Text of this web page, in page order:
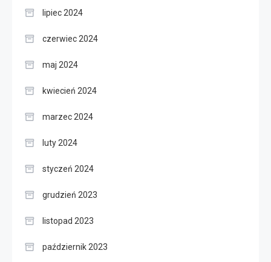
lipiec 2024
czerwiec 2024
maj 2024
kwiecień 2024
marzec 2024
luty 2024
styczeń 2024
grudzień 2023
listopad 2023
październik 2023